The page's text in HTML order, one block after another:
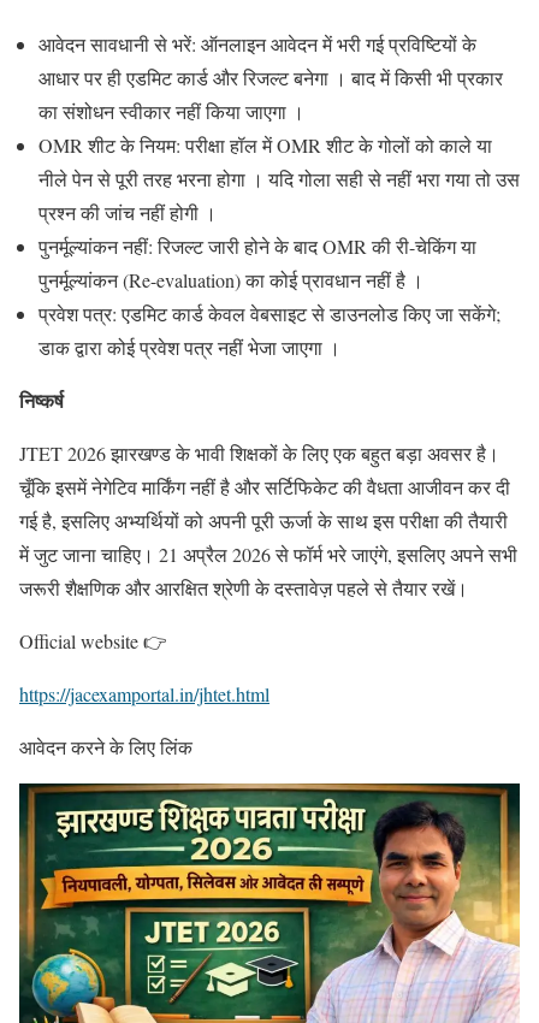
आवेदन सावधानी से भरें: ऑनलाइन आवेदन में भरी गई प्रविष्टियों के
आधार पर ही एडमिट कार्ड और रिजल्ट बनेगा । बाद में किसी भी प्रकार
का संशोधन स्वीकार नहीं किया जाएगा ।
OMR शीट के नियम: परीक्षा हॉल में OMR शीट के गोलों को काले या
नीले पेन से पूरी तरह भरना होगा । यदि गोला सही से नहीं भरा गया तो उस
प्रश्न की जांच नहीं होगी ।
पुनर्मूल्यांकन नहीं: रिजल्ट जारी होने के बाद OMR की री-चेकिंग या
पुनर्मूल्यांकन (Re-evaluation) का कोई प्रावधान नहीं है ।
प्रवेश पत्र: एडमिट कार्ड केवल वेबसाइट से डाउनलोड किए जा सकेंगे;
डाक द्वारा कोई प्रवेश पत्र नहीं भेजा जाएगा ।
निष्कर्ष
JTET 2026 झारखण्ड के भावी शिक्षकों के लिए एक बहुत बड़ा अवसर है।
चूँकि इसमें नेगेटिव मार्किंग नहीं है और सर्टिफिकेट की वैधता आजीवन कर दी
गई है, इसलिए अभ्यर्थियों को अपनी पूरी ऊर्जा के साथ इस परीक्षा की तैयारी
में जुट जाना चाहिए। 21 अप्रैल 2026 से फॉर्म भरे जाएंगे, इसलिए अपने सभी
जरूरी शैक्षणिक और आरक्षित श्रेणी के दस्तावेज़ पहले से तैयार रखें।
Official website 👉
https://jacexamportal.in/jhtet.html
आवेदन करने के लिए लिंक